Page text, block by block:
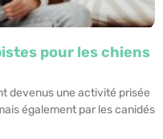
pour les chiens
devenus une activité prisée
également par les canidés